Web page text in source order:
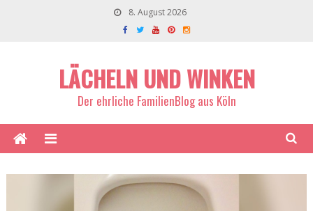
8. August 2026
LÄCHELN UND WINKEN
Der ehrliche FamilienBlog aus Köln